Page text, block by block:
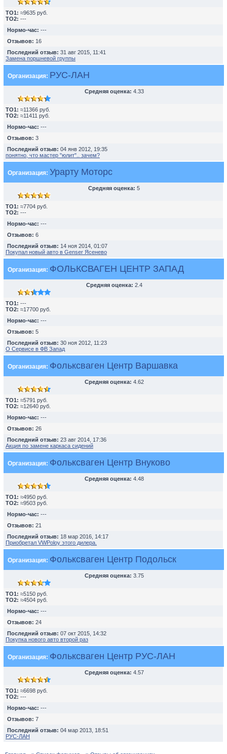
TO1: ≈9635 руб.
TO2: ---
Нормо-час: ---
Отзывов: 16
Последний отзыв: 31 авг 2015, 11:41
Замена поршневой группы
Организация: РУС-ЛАН
Средняя оценка: 4.33
TO1: ≈11366 руб.
TO2: ≈11411 руб.
Нормо-час: ---
Отзывов: 3
Последний отзыв: 04 янв 2012, 19:35
понятно, что мастер "юлит".. зачем?
Организация: Урарту Моторс
Средняя оценка: 5
TO1: ≈7704 руб.
TO2: ---
Нормо-час: ---
Отзывов: 6
Последний отзыв: 14 ноя 2014, 01:07
Покупал новый авто в Genser Ясенево
Организация: ФОЛЬКСВАГЕН ЦЕНТР ЗАПАД
Средняя оценка: 2.4
TO1: ---
TO2: ≈17700 руб.
Нормо-час: ---
Отзывов: 5
Последний отзыв: 30 ноя 2012, 11:23
О Сервисе в ФВ Запад
Организация: Фольксваген Центр Варшавка
Средняя оценка: 4.62
TO1: ≈5791 руб.
TO2: ≈12640 руб.
Нормо-час: ---
Отзывов: 26
Последний отзыв: 23 авг 2014, 17:36
Акция по замене каркаса сидений
Организация: Фольксваген Центр Внуково
Средняя оценка: 4.48
TO1: ≈4950 руб.
TO2: ≈9503 руб.
Нормо-час: ---
Отзывов: 21
Последний отзыв: 18 мар 2016, 14:17
Приобретал VWPoloу этого дилера.
Организация: Фольксваген Центр Подольск
Средняя оценка: 3.75
TO1: ≈5150 руб.
TO2: ≈4504 руб.
Нормо-час: ---
Отзывов: 24
Последний отзыв: 07 окт 2015, 14:32
Покупка нового авто второй раз
Организация: Фольксваген Центр РУС-ЛАН
Средняя оценка: 4.57
TO1: ≈6698 руб.
TO2: ---
Нормо-час: ---
Отзывов: 7
Последний отзыв: 04 мар 2013, 18:51
РУС-ЛАН